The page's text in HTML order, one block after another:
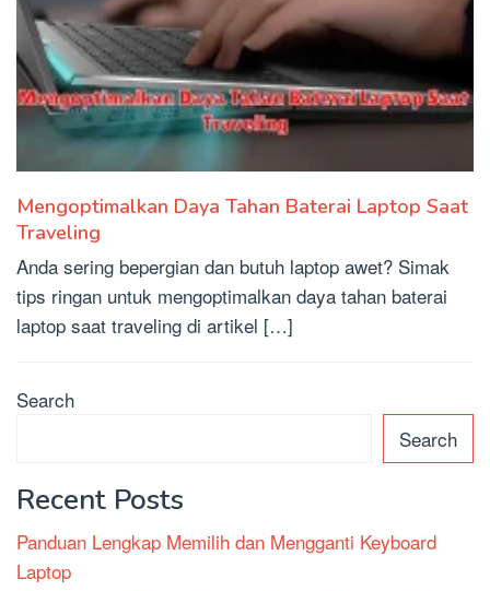
Mengoptimalkan Daya Tahan Baterai Laptop Saat
Traveling
Anda sering bepergian dan butuh laptop awet? Simak
tips ringan untuk mengoptimalkan daya tahan baterai
laptop saat traveling di artikel […]
Search
Search
Recent Posts
Panduan Lengkap Memilih dan Mengganti Keyboard
Laptop